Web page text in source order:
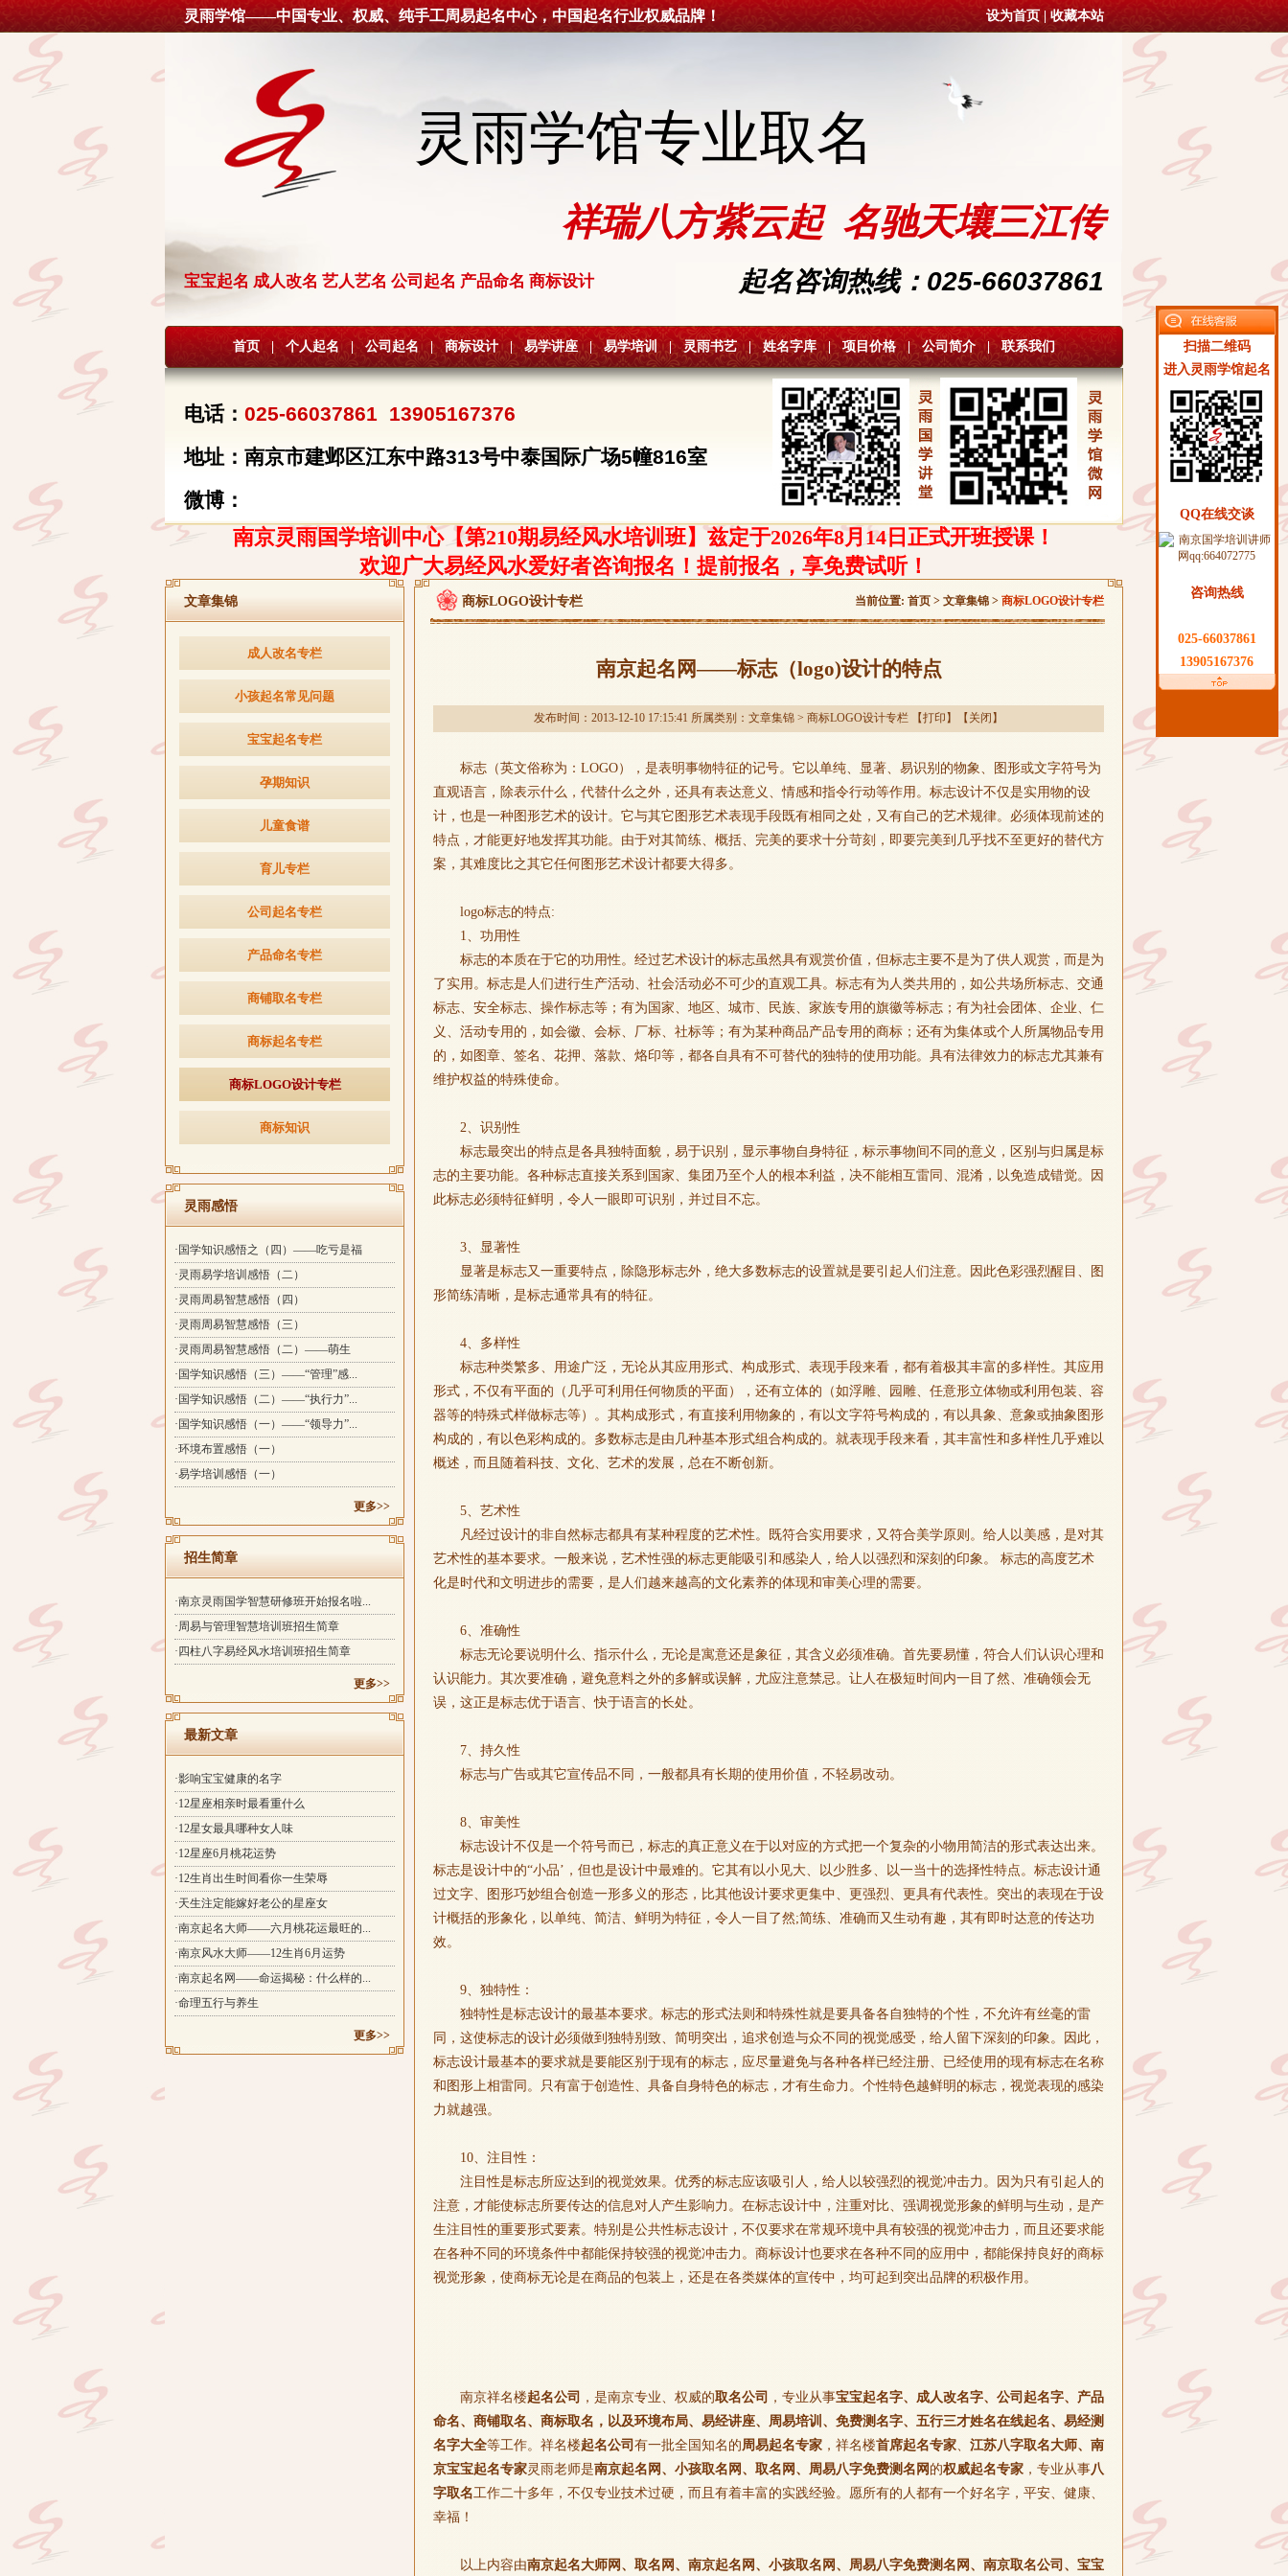
扫描二维码
进入灵雨学馆起名
QQ在线交谈
咨询热线
025-66037861
13905167376
灵雨学馆——中国专业、权威、纯手工周易起名中心，中国起名行业权威品牌！ 设为首页 收藏本站
灵雨学馆专业取名
祥瑞八方紫云起 名驰天壤三江传
宝宝起名 成人改名 艺人艺名 公司起名 产品命名 商标设计 起名咨询热线：025-66037861
首页 | 个人起名 | 公司起名 | 商标设计 | 易学讲座 | 易学培训 | 灵雨书艺 | 姓名字库 | 项目价格 公司简介 联系我们
电话： 025-66037861 13905167376
地址：南京市建邺区江东中路313号中泰国际广场5幢816室
微博：
南京灵雨国学培训中心【第210期易经风水培训班】兹定于2026年8月14日正式开班授课！
欢迎广大易经风水爱好者咨询报名！提前报名，享免费试听！
文章集锦
成人改名专栏
小孩起名常见问题
宝宝起名专栏
孕期知识
儿童食谱
育儿专栏
公司起名专栏
产品命名专栏
商铺取名专栏
商标起名专栏
商标LOGO设计专栏
商标知识
灵雨感悟
·国学知识感悟之（四）——吃亏是福
·灵雨易学培训感悟（二）
·灵雨周易智慧感悟（四）
·灵雨周易智慧感悟（三）
·灵雨周易智慧感悟（二）——萌生
·国学知识感悟（三）——“管理”感...
·国学知识感悟（二）——“执行力”...
·国学知识感悟（一）——“领导力”...
·环境布置感悟（一）
·易学培训感悟（一）
更多>>
招生简章
·南京灵雨国学智慧研修班开始报名啦...
·周易与管理智慧培训班招生简章
·四柱八字易经风水培训班招生简章
更多>>
最新文章
·影响宝宝健康的名字
·12星座相亲时最看重什么
·12星女最具哪种女人味
·12星座6月桃花运势
·12生肖出生时间看你一生荣辱
·天生注定能嫁好老公的星座女
·南京起名大师——六月桃花运最旺的...
·南京风水大师——12生肖6月运势
·南京起名网——命运揭秘：什么样的...
·命理五行与养生
更多>>
商标LOGO设计专栏 当前位置: 首页 > 文章集锦 > 商标LOGO设计专栏
南京起名网——标志（logo)设计的特点
发布时间：2013-12-10 17:15:41 所属类别： 文章集锦 > 商标LOGO设计专栏 【打印 】【 关闭 】
标志（英文俗称为：LOGO），是表明事物特征的记号。它以单纯、显著、易识别的物象、图形或文字符号为
直观语言，除表示什么，代替什么之外，还具有表达意义、情感和指令行动等作用。标志设计不仅是实用物的设
计，也是一种图形艺术的设计。它与其它图形艺术表现手段既有相同之处，又有自己的艺术规律。必须体现前述的
特点，才能更好地发挥其功能。由于对其简练、概括、完美的要求十分苛刻，即要完美到几乎找不至更好的替代方
案，其难度比之其它任何图形艺术设计都要大得多。
logo标志的特点:
1、功用性
标志的本质在于它的功用性。经过艺术设计的标志虽然具有观赏价值，但标志主要不是为了供人观赏，而是为
了实用。标志是人们进行生产活动、社会活动必不可少的直观工具。标志有为人类共用的，如公共场所标志、交通
标志、安全标志、操作标志等；有为国家、地区、城市、民族、家族专用的旗徽等标志；有为社会团体、企业、仁
义、活动专用的，如会徽、会标、厂标、社标等；有为某种商品产品专用的商标；还有为集体或个人所属物品专用
的，如图章、签名、花押、落款、烙印等，都各自具有不可替代的独特的使用功能。具有法律效力的标志尤其兼有
维护权益的特殊使命。
2、识别性
标志最突出的特点是各具独特面貌，易于识别，显示事物自身特征，标示事物间不同的意义，区别与归属是标
志的主要功能。各种标志直接关系到国家、集团乃至个人的根本利益，决不能相互雷同、混淆，以免造成错觉。因
此标志必须特征鲜明，令人一眼即可识别，并过目不忘。
3、显著性
显著是标志又一重要特点，除隐形标志外，绝大多数标志的设置就是要引起人们注意。因此色彩强烈醒目、图
形简练清晰，是标志通常具有的特征。
4、多样性
标志种类繁多、用途广泛，无论从其应用形式、构成形式、表现手段来看，都有着极其丰富的多样性。其应用
形式，不仅有平面的（几乎可利用任何物质的平面），还有立体的（如浮雕、园雕、任意形立体物或利用包装、容
器等的特殊式样做标志等）。其构成形式，有直接利用物象的，有以文字符号构成的，有以具象、意象或抽象图形
构成的，有以色彩构成的。多数标志是由几种基本形式组合构成的。就表现手段来看，其丰富性和多样性几乎难以
概述，而且随着科技、文化、艺术的发展，总在不断创新。
5、艺术性
凡经过设计的非自然标志都具有某种程度的艺术性。既符合实用要求，又符合美学原则。给人以美感，是对其
艺术性的基本要求。一般来说，艺术性强的标志更能吸引和感染人，给人以强烈和深刻的印象。 标志的高度艺术
化是时代和文明进步的需要，是人们越来越高的文化素养的体现和审美心理的需要。
6、准确性
标志无论要说明什么、指示什么，无论是寓意还是象征，其含义必须准确。首先要易懂，符合人们认识心理和
认识能力。其次要准确，避免意料之外的多解或误解，尤应注意禁忌。让人在极短时间内一目了然、准确领会无
误，这正是标志优于语言、快于语言的长处。
7、持久性
标志与广告或其它宣传品不同，一般都具有长期的使用价值，不轻易改动。
8、审美性
标志设计不仅是一个符号而已，标志的真正意义在于以对应的方式把一个复杂的小物用简洁的形式表达出来。
标志是设计中的“小品’，但也是设计中最难的。它其有以小见大、以少胜多、以一当十的选择性特点。标志设计通
过文字、图形巧妙组合创造一形多义的形态，比其他设计要求更集中、更强烈、更具有代表性。突出的表现在于设
计概括的形象化，以单纯、简洁、鲜明为特征，令人一目了然;简练、准确而又生动有趣，其有即时达意的传达功
效。
9、独特性：
独特性是标志设计的最基本要求。标志的形式法则和特殊性就是要具备各自独特的个性，不允许有丝毫的雷
同，这使标志的设计必须做到独特别致、简明突出，追求创造与众不同的视觉感受，给人留下深刻的印象。因此，
标志设计最基本的要求就是要能区别于现有的标志，应尽量避免与各种各样已经注册、已经使用的现有标志在名称
和图形上相雷同。只有富于创造性、具备自身特色的标志，才有生命力。个性特色越鲜明的标志，视觉表现的感染
力就越强。
10、注目性：
注目性是标志所应达到的视觉效果。优秀的标志应该吸引人，给人以较强烈的视觉冲击力。因为只有引起人的
注意，才能使标志所要传达的信息对人产生影响力。在标志设计中，注重对比、强调视觉形象的鲜明与生动，是产
生注目性的重要形式要素。特别是公共性标志设计，不仅要求在常规环境中具有较强的视觉冲击力，而且还要求能
在各种不同的环境条件中都能保持较强的视觉冲击力。商标设计也要求在各种不同的应用中，都能保持良好的商标
视觉形象，使商标无论是在商品的包装上，还是在各类媒体的宣传中，均可起到突出品牌的积极作用。
南京祥名楼起名公司 ，是南京专业、权威的取名公司 ，专业从事宝宝起名字、成人改名字、公司起名字、产品
命名、商铺取名、商标取名，以及环境布局、易经讲座、周易培训、免费测名字、五行三才姓名在线起名、易经测
名字大全等工作。祥名楼起名公司 有一批全国知名的周易起名专家 ，祥名楼首席起名专家、 江苏八字取名大师、南
京宝宝起名专家灵雨老师是南京起名网、小孩取名网、取名网、周易八字免费测名网 的权威起名专家 ，专业从事八
字取名工作二十多年，不仅专业技术过硬，而且有着丰富的实践经验。愿所有的人都有一个好名字，平安、健康、
幸福！
以上内容由南京起名大师网、取名网、南京起名网、小孩取名网、周易八字免费测名网、南京取名公司、宝宝